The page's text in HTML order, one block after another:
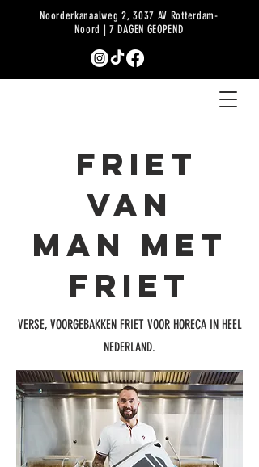
Noorderkanaalweg 2, 3037 AV Rotterdam-
Noord | 7 DAGEN GEOPEND
Friet
van
MAN MET
FRIET
VERSE, VOORGEBAKKEN FRIET VOOR HORECA IN HEEL
NEDERLAND.